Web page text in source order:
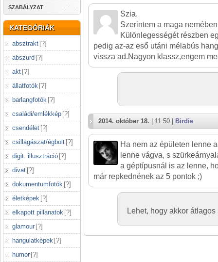
SZABÁLYZAT
KATEGÓRIÁK
absztrakt [?]
abszurd [?]
akt [?]
állatfotók [?]
barlangfotók [?]
családi/emlékkép [?]
csendélet [?]
csillagászat/égbolt [?]
digit. illusztráció [?]
divat [?]
dokumentumfotók [?]
életképek [?]
elkapott pillanatok [?]
glamour [?]
hangulatképek [?]
humor [?]
Szia.
Szerintem a maga
Különlegességét részben
pedig az-az eső utáni mélabús
vissza ad.Nagyon klassz,engem
2014. október 18. | 11:50 | Birdie
Ha nem az épületen lenne
lenne vágva, s
a géptípusnál is az lenne,
már repkednének az 5 pontok ;)
Lehet, hogy akkor